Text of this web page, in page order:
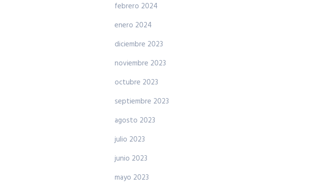
febrero 2024
enero 2024
diciembre 2023
noviembre 2023
octubre 2023
septiembre 2023
agosto 2023
julio 2023
junio 2023
mayo 2023